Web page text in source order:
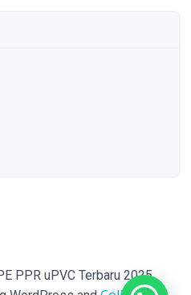
PPR uPVC Terbaru 2025.